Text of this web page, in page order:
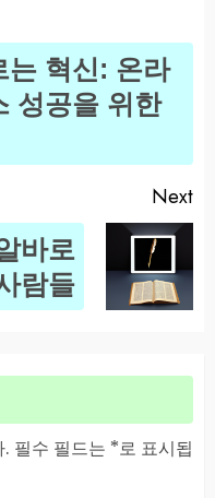
는 혁신: 온라
성공을 위한
Next
바로
람들
. 필수 필드는 *로 표시됩